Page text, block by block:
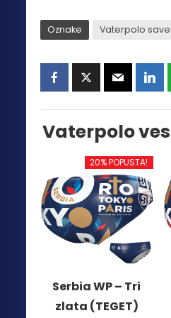
Oznake Vaterpolo
Vaterpolo
20% POPUSTA!
Serbia WP – Tri
zlata (TEGET)